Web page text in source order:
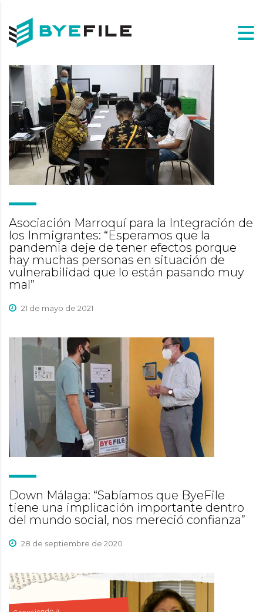
Asociación Marroquí para la Integración de
los Inmigrantes: “Esperamos que la
pandemia deje de tener efectos porque
hay muchas personas en situación de
vulnerabilidad que lo están pasando muy
mal”
21 de mayo de 2021
Down Málaga: “Sabíamos que ByeFile
tiene una implicación importante dentro
del mundo social, nos mereció confianza”
28 de septiembre de 2020